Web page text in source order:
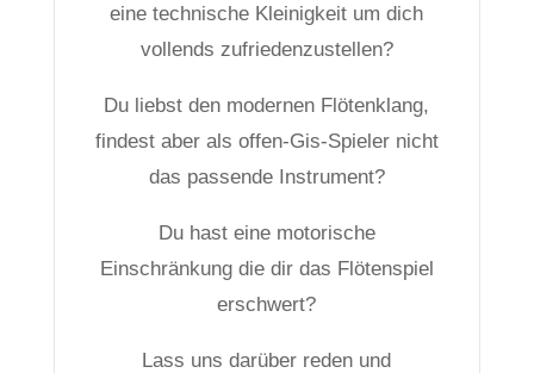
eine technische Kleinigkeit um dich
vollends zufriedenzustellen?
Du liebst den modernen Flötenklang,
findest aber als offen-Gis-Spieler nicht
das passende Instrument?
Du hast eine motorische
Einschränkung die dir das Flötenspiel
erschwert?
Lass uns darüber reden und